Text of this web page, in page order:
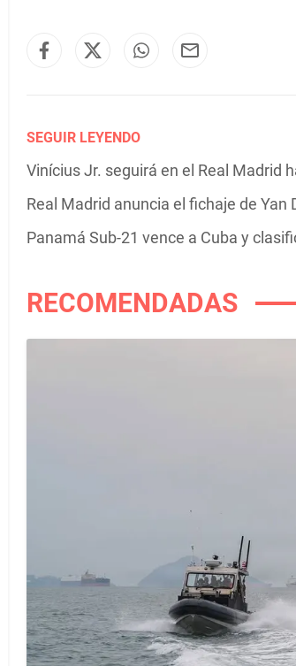
SEGUIR LEYENDO
Vinícius Jr. seguirá en el Real Madrid
Real Madrid anuncia el fichaje de Yan
Panamá Sub-21 vence a Cuba y
RECOMENDADAS